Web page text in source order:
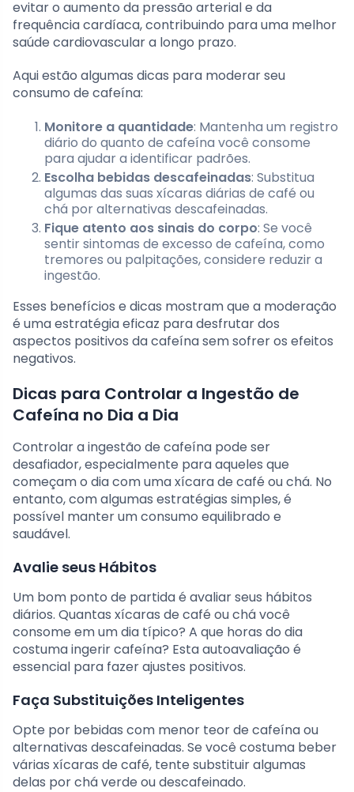
evitar o aumento da pressão arterial e da
frequência cardíaca, contribuindo para uma melhor
saúde cardiovascular a longo prazo.
Aqui estão algumas dicas para moderar seu
consumo de cafeína:
Monitore a quantidade: Mantenha um registro
diário do quanto de cafeína você consome
para ajudar a identificar padrões.
Escolha bebidas descafeinadas: Substitua
algumas das suas xícaras diárias de café ou
chá por alternativas descafeinadas.
Fique atento aos sinais do corpo: Se você
sentir sintomas de excesso de cafeína, como
tremores ou palpitações, considere reduzir a
ingestão.
Esses benefícios e dicas mostram que a moderação
é uma estratégia eficaz para desfrutar dos
aspectos positivos da cafeína sem sofrer os efeitos
negativos.
Dicas para Controlar a Ingestão de
Cafeína no Dia a Dia
Controlar a ingestão de cafeína pode ser
desafiador, especialmente para aqueles que
começam o dia com uma xícara de café ou chá. No
entanto, com algumas estratégias simples, é
possível manter um consumo equilibrado e
saudável.
Avalie seus Hábitos
Um bom ponto de partida é avaliar seus hábitos
diários. Quantas xícaras de café ou chá você
consome em um dia típico? A que horas do dia
costuma ingerir cafeína? Esta autoavaliação é
essencial para fazer ajustes positivos.
Faça Substituições Inteligentes
Opte por bebidas com menor teor de cafeína ou
alternativas descafeinadas. Se você costuma beber
várias xícaras de café, tente substituir algumas
delas por chá verde ou descafeinado.